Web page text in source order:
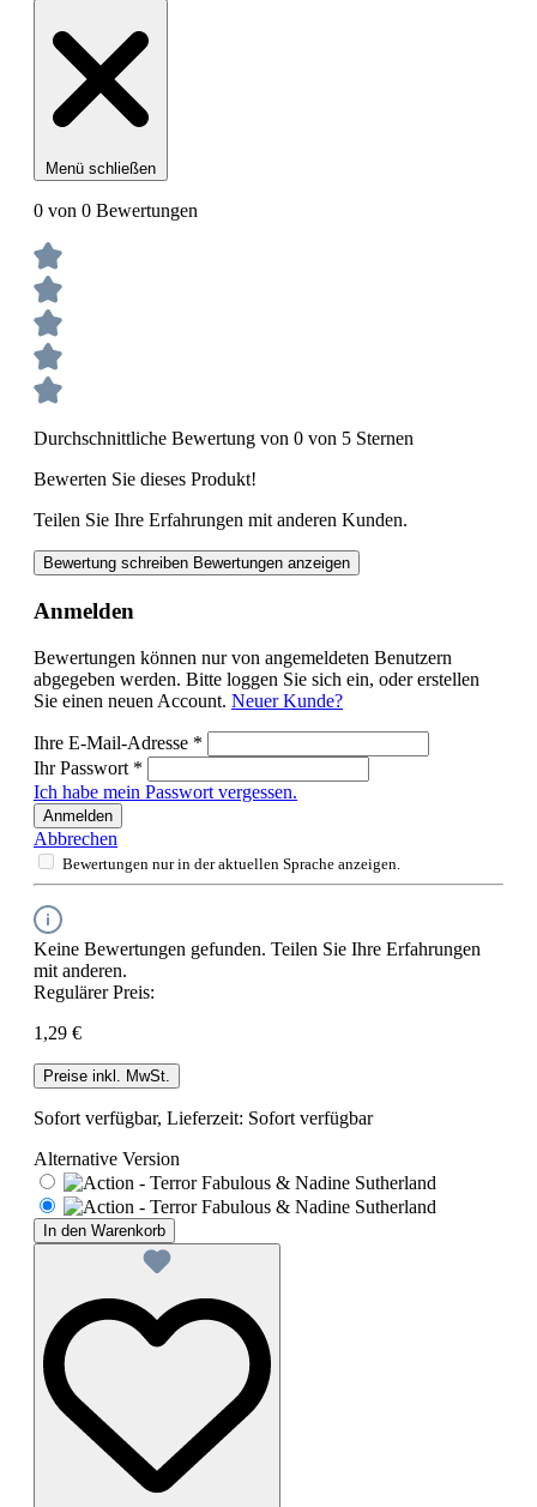
Menü schließen
0 von 0 Bewertungen
Durchschnittliche Bewertung von 0 von 5 Sternen
Bewerten Sie dieses Produkt!
Teilen Sie Ihre Erfahrungen mit anderen Kunden.
Bewertung schreiben Bewertungen anzeigen
Anmelden
Bewertungen können nur von angemeldeten Benutzern
abgegeben werden. Bitte loggen Sie sich ein, oder erstellen
Sie einen neuen Account. Neuer Kunde?
Ihre E-Mail-Adresse *
Ihr Passwort *
Ich habe mein Passwort vergessen.
Anmelden
Abbrechen
Bewertungen nur in der aktuellen Sprache anzeigen.
Keine Bewertungen gefunden. Teilen Sie Ihre Erfahrungen
mit anderen.
Regulärer Preis:
1,29 €
Preise inkl. MwSt.
Sofort verfügbar, Lieferzeit: Sofort verfügbar
Alternative Version
In den Warenkorb